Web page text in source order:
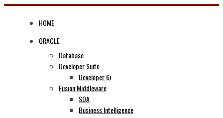
Skip
HOME
ORACLE
Database
Developer Suite
Developer 6i
Fusion Middleware
SOA
Business Intelligence